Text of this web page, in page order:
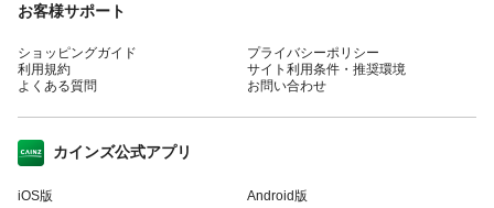
お客様サポート
ショッピングガイド
利用規約
よくある質問
プライバシーポリシー
サイト利用条件・推奨環境
お問い合わせ
カインズ公式アプリ
iOS版 Android版